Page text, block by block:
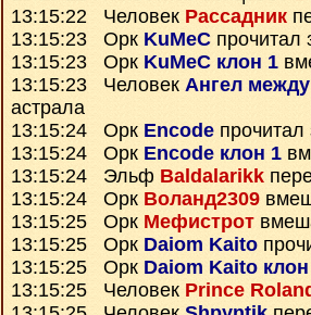
13:15:22 Человек Рассадник
13:15:23 Орк KuMeC прочитал
13:15:23 Орк KuMeC клон 1
13:15:23 Человек Ангел
астрала
13:15:24 Орк Encode прочитал
13:15:24 Орк Encode клон 1
13:15:24 Эльф Baldalarikk
13:15:24 Орк Воланд2309
13:15:25 Орк Мефистрот
13:15:25 Орк Daiom Kaito
13:15:25 Орк Daiom Kaito
13:15:25 Человек Prince